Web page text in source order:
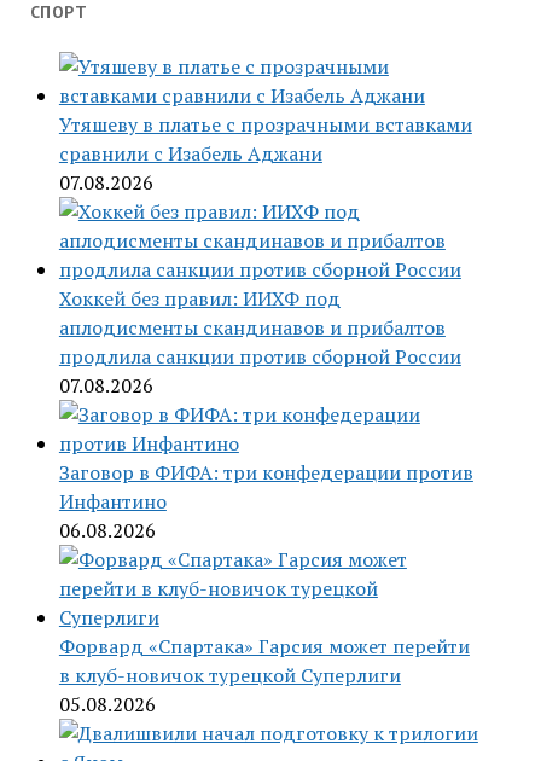
СПОРТ
Утяшеву в платье с прозрачными вставками
сравнили с Изабель Аджани
07.08.2026
Хоккей без правил: ИИХФ под
аплодисменты скандинавов и прибалтов
продлила санкции против сборной России
07.08.2026
Заговор в ФИФА: три конфедерации против
Инфантино
06.08.2026
Форвард «Спартака» Гарсия может перейти
в клуб-новичок турецкой Суперлиги
05.08.2026